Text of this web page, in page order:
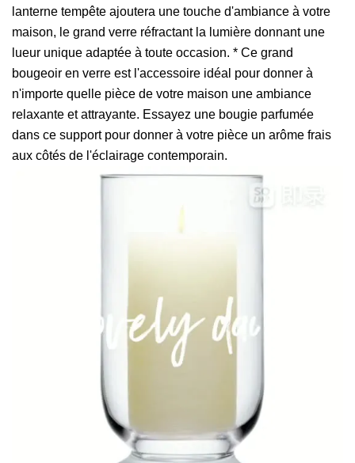
lanterne tempête ajoutera une touche d'ambiance à votre
maison, le grand verre réfractant la lumière donnant une
lueur unique adaptée à toute occasion. * Ce grand
bougeoir en verre est l'accessoire idéal pour donner à
n'importe quelle pièce de votre maison une ambiance
relaxante et attrayante. Essayez une bougie parfumée
dans ce support pour donner à votre pièce un arôme frais
aux côtés de l'éclairage contemporain.